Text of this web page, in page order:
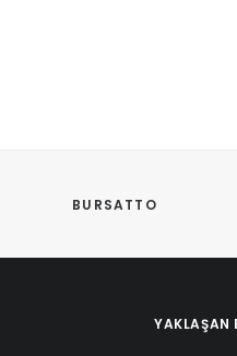
BURSATTO
YAKLAŞAN